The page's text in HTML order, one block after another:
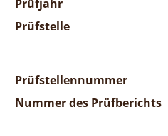
Prüfjahr
Prüfstelle
Prüfstellennummer
Nummer des Prüfberichts